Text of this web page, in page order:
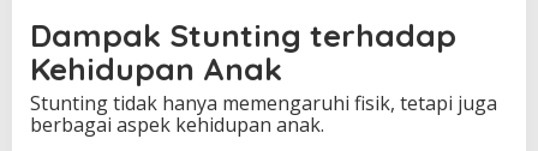
Dampak Stunting terhadap
Kehidupan Anak
Stunting tidak hanya memengaruhi fisik, tetapi juga
berbagai aspek kehidupan anak.